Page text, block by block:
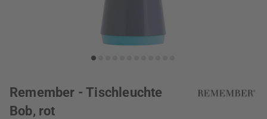
Remember - Tischleuchte
Bob, rot